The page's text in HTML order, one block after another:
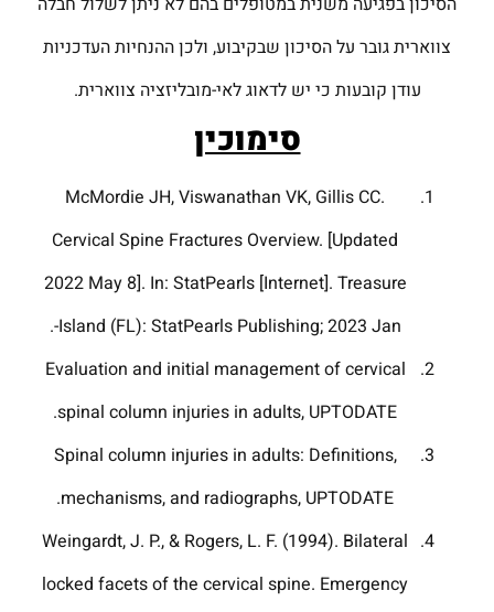
צווארית גובר על הסיכון שבקיבוע, ולכן ההנחיות העדכניות
עודן קובעות כי יש לדאוג לאי-מובליזציה צווארית.
סימוכין
McMordie JH, Viswanathan VK, Gillis CC.
Cervical Spine Fractures Overview. [Updated
2022 May 8]. In: StatPearls [Internet]. Treasure
Island (FL): StatPearls Publishing; 2023 Jan-.
Evaluation and initial management of cervical
spinal column injuries in adults, UPTODATE.
Spinal column injuries in adults: Definitions,
mechanisms, and radiographs, UPTODATE.
Weingardt, J. P., & Rogers, L. F. (1994). Bilateral
locked facets of the cervical spine. Emergency